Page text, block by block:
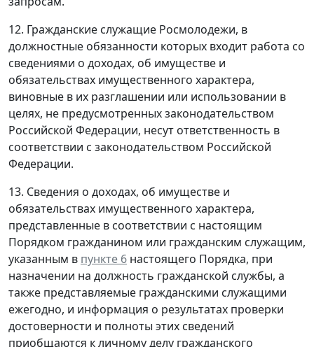
12. Гражданские служащие Росмолодежи, в
должностные обязанности которых входит работа со
сведениями о доходах, об имуществе и
обязательствах имущественного характера,
виновные в их разглашении или использовании в
целях, не предусмотренных законодательством
Российской Федерации, несут ответственность в
соответствии с законодательством Российской
Федерации.
13. Сведения о доходах, об имуществе и
обязательствах имущественного характера,
представленные в соответствии с настоящим
Порядком гражданином или гражданским служащим,
указанным в пункте 6 настоящего Порядка, при
назначении на должность гражданской службы, а
также представляемые гражданскими служащими
ежегодно, и информация о результатах проверки
достоверности и полноты этих сведений
приобщаются к личному делу гражданского